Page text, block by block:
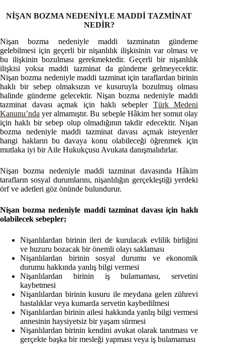
NİŞAN BOZMA NEDENİYLE MADDİ TAZMİNAT
NEDİR?
Nişan bozma nedeniyle maddi tazminatın gündeme
gelebilmesi için geçerli bir nişanlılık ilişkisinin var olması ve
bu ilişkinin bozulması gerekmektedir. Geçerli bir nişanlılık
ilişkisi yoksa maddi tazminat da gündeme gelmeyecektir.
Nişan bozma nedeniyle maddi tazminat için taraflardan birinin
haklı bir sebep olmaksızın ve kusuruyla bozulmuş olması
halinde gündeme gelecektir. Nişan bozma nedeniyle maddi
tazminat davası açmak için haklı sebepler Türk Medeni
Kanunu’nda yer almamıştır. Bu sebeple Hâkim her somut olay
için haklı bir sebep olup olmadığının takdir edecektir. Nişan
bozma nedeniyle maddi tazminat davası açmak isteyenler
hangi hakların bu davaya konu olabileceği öğrenmek için
mutlaka iyi bir Aile Hukukçusu Avukata danışmalıdırlar.
Nişan bozma nedeniyle maddi tazminat davasında Hâkim
tarafların sosyal durumlarını, nişanlılığın gerçekleştiği yerdeki
örf ve adetleri göz önünde bulundurur.
Nişan bozma nedeniyle maddi tazminat davası için haklı
olabilecek sebepler;
Nişanlılardan birinin ileri de kurulacak evlilik birliğini
ve huzuru bozacak bir önemli olayı saklaması
Nişanlılardan birinin sosyal durumu ve ekonomik
durumu hakkında yanlış bilgi vermesi
Nişanlılardan birinin iş bulamaması, servetini
kaybetmesi
Nişanlılardan birinin kusuru ile meydana gelen zührevi
hastalıklar veya kumarda servetin kaybedilmesi
Nişanlılardan birinin ailesi hakkında yanlış bilgi vermesi
annesinin haysiyetsiz bir yaşam sürmesi
Nişanlılardan birinin kendini avukat olarak tanıtması ve
gerçekte başka bir mesleği yapması veya iş bulamaması